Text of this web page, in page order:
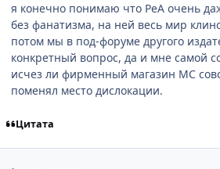
я конечно понимаю что РеА очень
без фанатизма, на ней весь мир
потом мы в под-форуме другого
конкретный вопрос, да и мне самой
исчез ли фирменный магазин МС
поменял место дислокации.
Цитата